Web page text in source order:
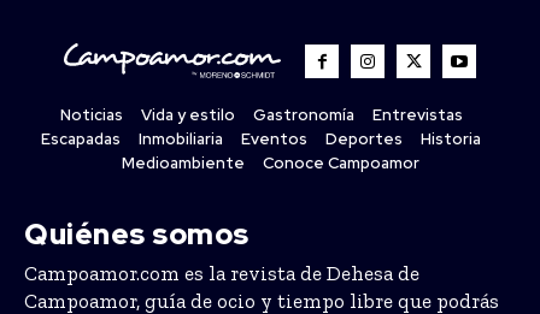
Noticias Vida y estilo Gastronomía
Entrevistas
Escapadas
Inmobiliaria Eventos Deportes
Historia
Medioambiente
Conoce Campoamor
Quiénes somos
Campoamor.com es la revista de Dehesa de
Campoamor, guía de ocio y tiempo libre que podrás